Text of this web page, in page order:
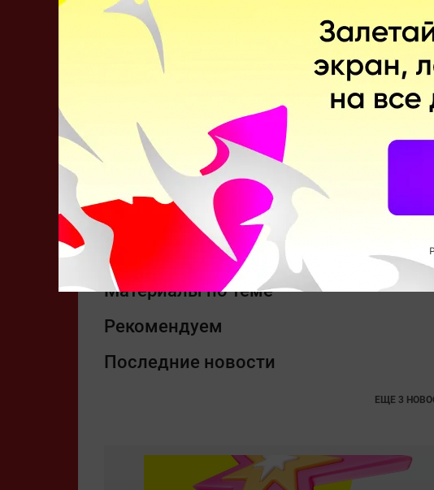
Бесплатная ставка!
Фрибет до 10 000 новым клиентам! Реклама. ООО
Dota 2 в Telegram
Материалы по теме
Рекомендуем
Последние новости
ЕЩЕ 3